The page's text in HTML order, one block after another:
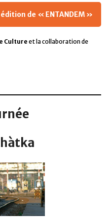
édition de « ENTANDEM »
Culture et la collaboration de